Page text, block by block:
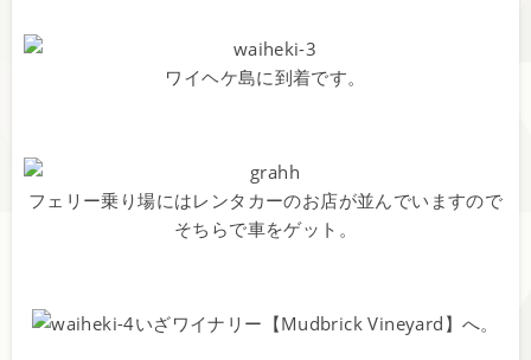
ワイヘケ島に到着です。
フェリー乗り場にはレンタカーのお店が並んでいますので
そちらで車をゲット。
いざワイナリー【Mudbrick Vineyard】へ。